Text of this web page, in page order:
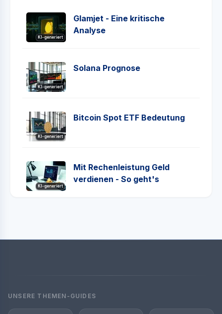
KI-generiert
Glamjet - Eine kritische
Analyse
KI-generiert
Solana Prognose
KI-generiert
Bitcoin Spot ETF Bedeutung
KI-generiert
Mit Rechenleistung Geld
verdienen - So geht's
UNSERE THEMEN-GUIDES